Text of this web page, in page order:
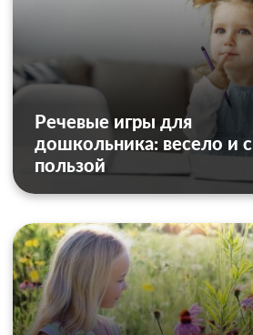
Речевые игры для
дошкольника: весело и с
пользой